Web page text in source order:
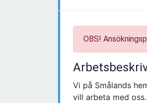
OBS!
Vi på Smålands
vill arbeta med